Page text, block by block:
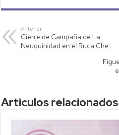
at
s
A
tt p
Li
ail
ar
Anterior
Cierre de Campaña de La
Neuquinidad en el Ruca Che.
Articulos relacionados